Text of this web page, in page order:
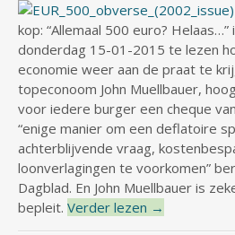
kop: “Allemaal 500 euro? Helaas…”
donderdag 15-01-2015 te lezen
economie weer aan de praat te
topeconoom John Muellbauer,
voor iedere burger een cheque
“enige manier om een deflatoire
achterblijvende vraag,
loonverlagingen te voorkomen”
Dagblad. En John Muellbauer is
bepleit. Verder lezen →